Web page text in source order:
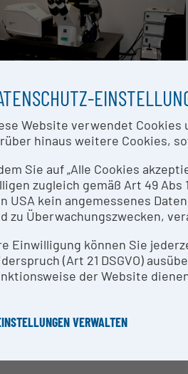
Facility
Rohwedder
Forschung - Core
3096
https://www.jku.at/medizinische-fakultaet/forschung/zentrum-fuer-medizinische-forschung/core-facilities/imaging/
Website verwendet
hinaus weitere Cookies,
Sie auf „Alle Cookies
zugleich gemäß Art 49
USA kein angemessenes
zu Überwachungszwecken,
Einwilligung können Sie
(Art 21 DSGVO)
der Website
VERWALTEN